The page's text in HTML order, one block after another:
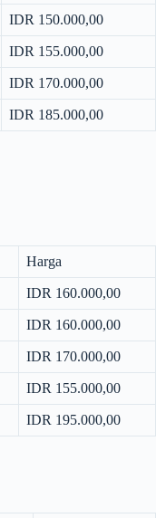
IDR 150.000,00
IDR 155.000,00
IDR 170.000,00
IDR 185.000,00
Harga
IDR 160.000,00
IDR 160.000,00
IDR 170.000,00
IDR 155.000,00
IDR 195.000,00